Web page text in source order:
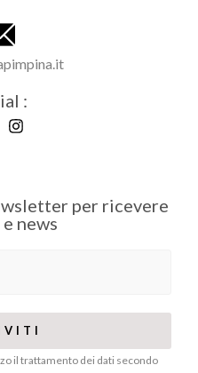
:
per ricevere
news
il trattamento dei dati secondo